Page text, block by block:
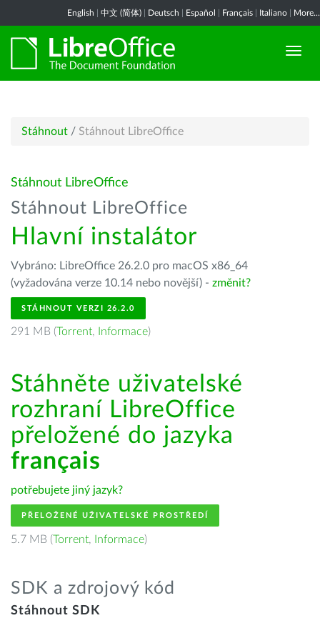
English 中文 (简体) Deutsch Español Français Italiano More...
Stáhnout / Stáhnout LibreOffice
Stáhnout LibreOffice
Stáhnout LibreOffice
Hlavní instalátor
Vybráno: LibreOffice 26.2.0 pro macOS x86_64
(vyžadována verze 10.14 nebo novější) - změnit?
STÁHNOUT VERZI 26.2.0
291 MB (Torrent, Informace)
Stáhněte uživatelské
rozhraní LibreOffice
přeložené do jazyka
français
potřebujete jiný jazyk?
PŘELOŽENÉ UŽIVATELSKÉ PROSTŘEDÍ
5.7 MB (Torrent, Informace)
SDK a zdrojový kód
Stáhnout SDK